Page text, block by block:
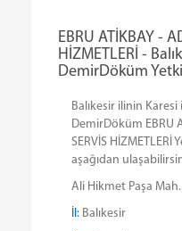
EBRU ATİKBAY -
HİZMETLERİ -
DemirDöküm
Balıkesir ilinin
DemirDöküm EBRU
SERVİS
aşağıdan
Ali Hikmet Paşa
İl: Balıkesir